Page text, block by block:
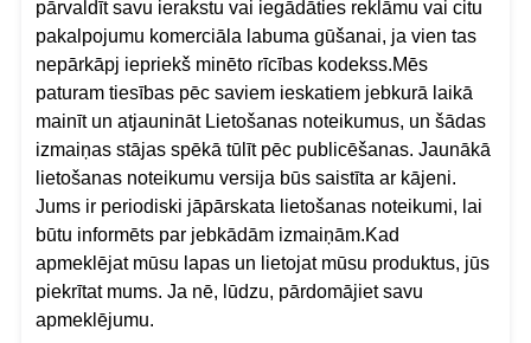
pārvaldīt savu ierakstu vai iegādāties reklāmu vai citu
pakalpojumu komerciāla labuma gūšanai, ja vien tas
nepārkāpj iepriekš minēto rīcības kodekss.Mēs
paturam tiesības pēc saviem ieskatiem jebkurā laikā
mainīt un atjaunināt Lietošanas noteikumus, un šādas
izmaiņas stājas spēkā tūlīt pēc publicēšanas. Jaunākā
lietošanas noteikumu versija būs saistīta ar kājeni.
Jums ir periodiski jāpārskata lietošanas noteikumi, lai
būtu informēts par jebkādām izmaiņām.Kad
apmeklējat mūsu lapas un lietojat mūsu produktus, jūs
piekrītat mums. Ja nē, lūdzu, pārdomājiet savu
apmeklējumu.